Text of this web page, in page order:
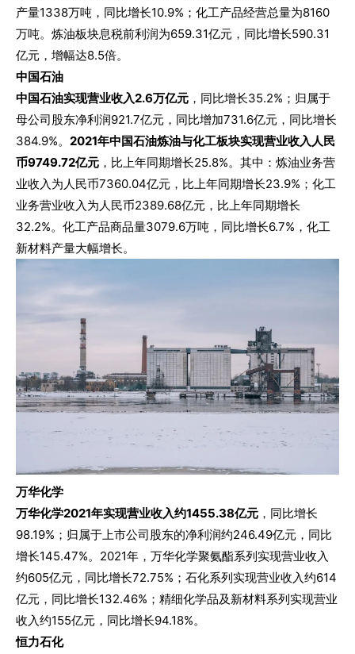
产量1338万吨，同比增长10.9%；化工产品经营总量为8160
万吨。炼油板块息税前利润为659.31亿元，同比增长590.31
亿元，增幅达8.5倍。
中国石油
中国石油实现营业收入2.6万亿元 ，同比增长35.2%；归属于
母公司股东净利润921.7亿元，同比增加731.6亿元，同比增长
384.9%。 2021年中国石油炼油与化工板块实现营业收入人民
币9749.72亿元 ，比上年同期增长25.8%。其中：炼油业务营
业收入为人民币7360.04亿元，比上年同期增长23.9%；化工
业务营业收入为人民币2389.68亿元，比上年同期增长
32.2%。化工产品商品量3079.6万吨，同比增长6.7%，化工
新材料产量大幅增长。
万华化学
万华化学2021年实现营业收入约1455.38亿元 ，同比增长
98.19%；归属于上市公司股东的净利润约246.49亿元，同比
增长145.47%。 2021年，万华化学聚氨酯系列实现营业收入
约605亿元，同比增长72.75%；石化系列实现营业收入约614
亿元，同比增长132.46%；精细化学品及新材料系列实现营业
收入约155亿元，同比增长94.18%。
恒力石化